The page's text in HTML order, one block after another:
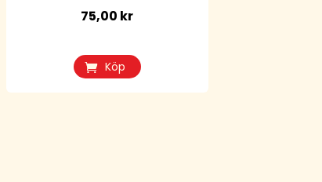
75,00 kr
Köp